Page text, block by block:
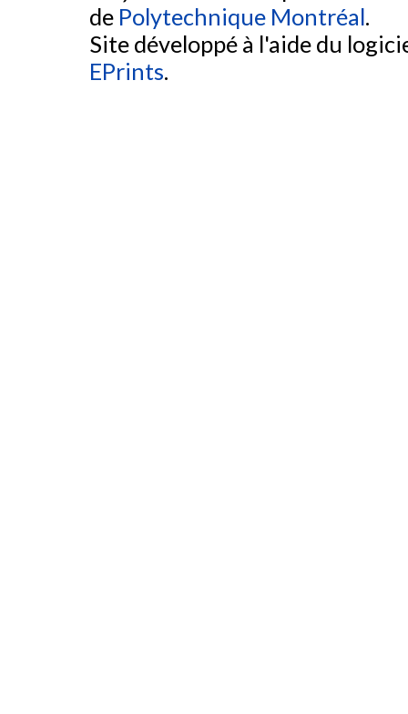
de Polytechnique Montréal.
Site développé à l'aide du
EPrints.